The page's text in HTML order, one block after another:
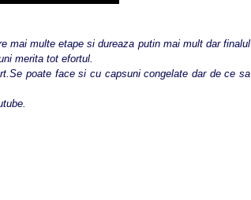
multe etape si dureaza putin mai mult dar finalul
merita tot efortul.
poate face si cu capsuni congelate dar de ce sa